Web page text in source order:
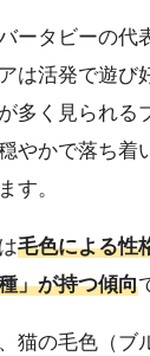
ータビーの代
は活発で遊び
多く見られる
やかで落ち着
す。
毛色による性
」が持つ傾向
猫の毛色（ブ